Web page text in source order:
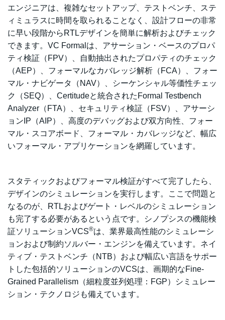
エンジニアは、複雑なセットアップ、テストベンチ、ステ
ィミュラスに時間を取られることなく、設計フローの非常
に早い段階からRTLデザインを簡単に解析およびチェック
できます。VC Formalは、アサーション・ベースのプロパ
ティ検証（FPV）、自動抽出されたプロパティのチェック
（AEP）、フォーマルなカバレッジ解析（FCA）、フォー
マル・ナビゲータ（NAV）、シーケンシャル等価性チェッ
ク（SEQ）、Certitudeと統合されたFormal Testbench
Analyzer（FTA）、セキュリティ検証（FSV）、アサーシ
ョンIP（AIP）、高度のデバッグおよび双方向性、フォー
マル・スコアボード、フォーマル・カバレッジなど、幅広
いフォーマル・アプリケーションを網羅しています。
スタティックおよびフォーマル検証がすべて完了したら、
デザインのシミュレーションを実行します。ここで問題と
なるのが、RTLおよびゲート・レベルのシミュレーション
も完了する必要があるという点です。シノプシスの機能検
証ソリューションVCS®は、業界最高性能のシミュレーシ
ョンおよび制約ソルバー・エンジンを備えています。ネイ
ティブ・テストベンチ（NTB）および幅広い言語をサポー
トした包括的ソリューションのVCSは、画期的なFine-
Grained Parallelism（細粒度並列処理：FGP）シミュレー
ション・テクノロジも備えています。